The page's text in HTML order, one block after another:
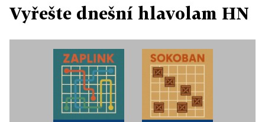
Vyřešte dnešní hlavolam HN